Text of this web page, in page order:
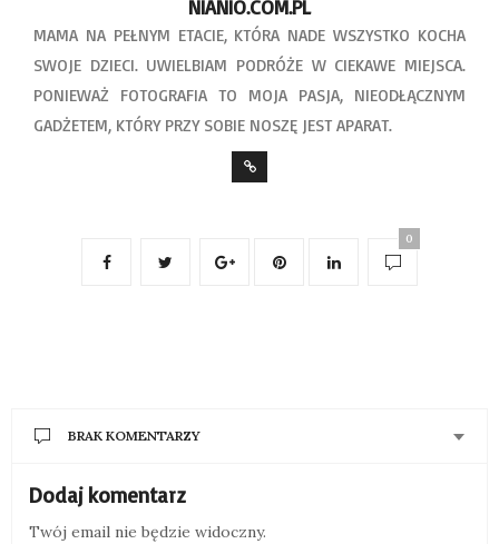
NIANIO.COM.PL
MAMA NA PEŁNYM ETACIE, KTÓRA NADE WSZYSTKO KOCHA
SWOJE DZIECI. UWIELBIAM PODRÓŻE W CIEKAWE MIEJSCA.
PONIEWAŻ FOTOGRAFIA TO MOJA PASJA, NIEODŁĄCZNYM
GADŻETEM, KTÓRY PRZY SOBIE NOSZĘ JEST APARAT.
0
BRAK KOMENTARZY
Dodaj komentarz
Twój email nie będzie widoczny.